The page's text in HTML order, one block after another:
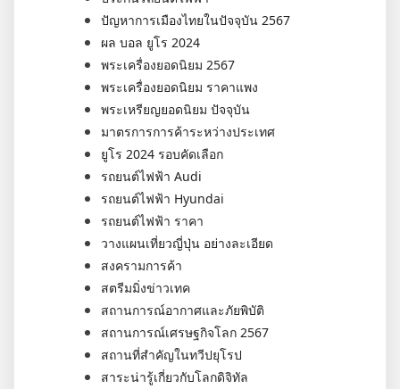
ปัญหาการเมืองไทยในปัจจุบัน 2567
ผล บอล ยูโร 2024
พระเครื่องยอดนิยม 2567
พระเครื่องยอดนิยม ราคาแพง
พระเหรียญยอดนิยม ปัจจุบัน
มาตรการการค้าระหว่างประเทศ
ยูโร 2024 รอบคัดเลือก
รถยนต์ไฟฟ้า Audi
รถยนต์ไฟฟ้า Hyundai
รถยนต์ไฟฟ้า ราคา
วางแผนเที่ยวญี่ปุ่น อย่างละเอียด
สงครามการค้า
สตรีมมิ่งข่าวเทค
สถานการณ์อากาศและภัยพิบัติ
สถานการณ์เศรษฐกิจโลก 2567
สถานที่สำคัญในทวีปยุโรป
สาระน่ารู้เกี่ยวกับโลกดิจิทัล